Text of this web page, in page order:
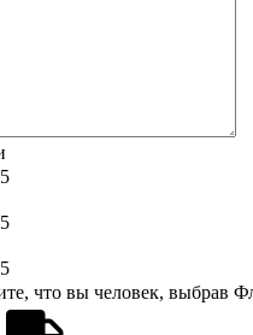
5
5
5
что вы человек, выбрав